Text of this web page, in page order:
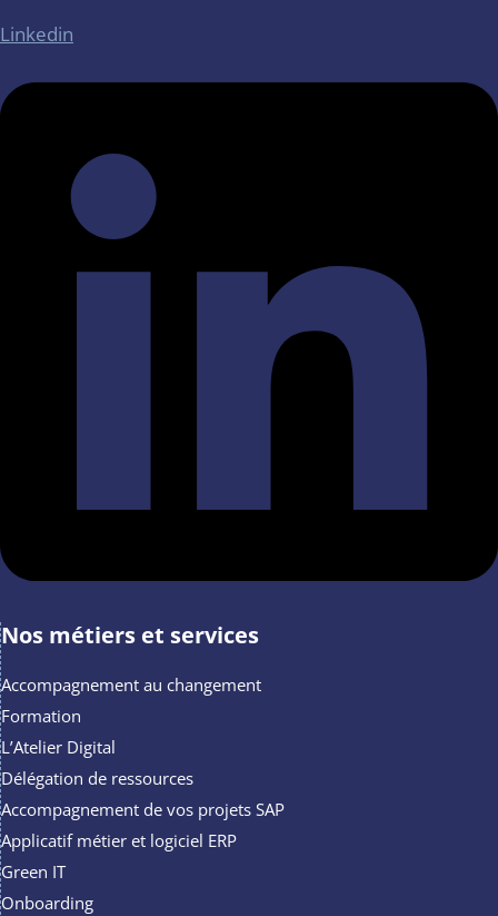
Linkedin
Nos métiers et services
Accompagnement au changement
Formation
L’Atelier Digital
Délégation de ressources
Accompagnement de vos projets SAP
Applicatif métier et logiciel ERP
Green IT
Onboarding